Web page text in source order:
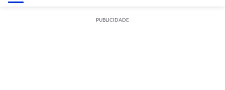
PUBLICIDADE